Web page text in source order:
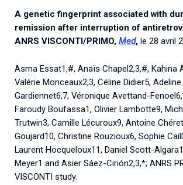
A genetic fingerprint associated with
remission after interruption of
ANRS VISCONTI/PRIMO, Med, le 28 avril
Asma Essat1,#, Anaïs Chapel2,3,#, Kahina
Valérie Monceaux2,3, Céline Didier5,
Gardiennet6,7, Véronique Avettand-
Faroudy Boufassa1, Olivier Lambotte9,
Trutwin3, Camille Lécuroux9, Antoine
Goujard10, Christine Rouzioux6, Sophie
Laurent Hocqueloux11, Daniel Scott-
Meyer1 and Asier Sáez-Cirión2,3,*; ANRS
VISCONTI study.